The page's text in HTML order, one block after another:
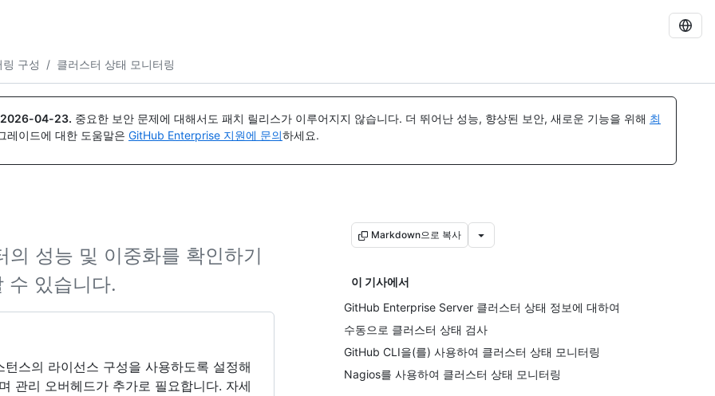
구성
/ 클러스터 상태 모니터링
2026-04-23. 중요한 보안 문제에 대해서도 패치 릴리스가 이루어지지 않습니다. 더 뛰어난 성능, 향상된 보안, 새로운 기능을 위해 최
레이드에 대한 도움말은 GitHub Enterprise 지원에 문의하세요.
성능 및 이중화를 확인하기
수 있습니다.
스의 라이선스 구성을 사용하도록 설정해
관리 오버헤드가 추가로 필요합니다. 자세
Markdown으로 복사
이 기사에서
GitHub Enterprise Server 클러스터 상태 정보에 대하여
수동으로 클러스터 상태 검사
GitHub CLI을(를) 사용하여 클러스터 상태 모니터링
Nagios를 사용하여 클러스터 상태 모니터링